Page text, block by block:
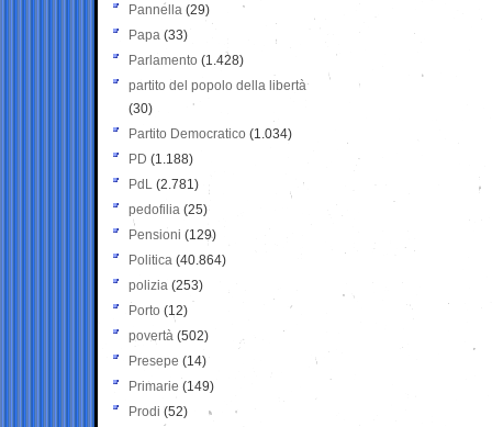
Pannella (29)
Papa (33)
Parlamento (1.428)
partito del popolo della libertà
(30)
Partito Democratico (1.034)
PD (1.188)
PdL (2.781)
pedofilia (25)
Pensioni (129)
Politica (40.864)
polizia (253)
Porto (12)
povertà (502)
Presepe (14)
Primarie (149)
Prodi (52)